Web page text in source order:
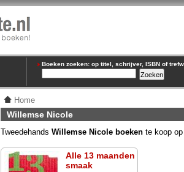
Boeken zoeken: op titel, schrijver, ISBN of
Home
Willemse Nicole
Tweedehands Willemse Nicole boeken te koop
Alle 13 maanden
smaak